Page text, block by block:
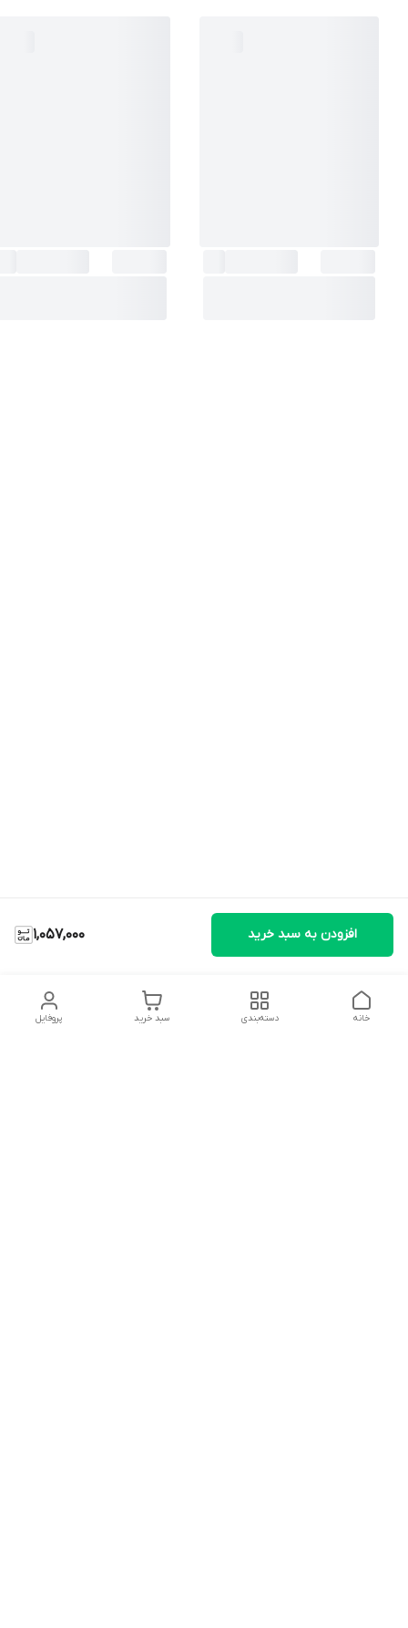
1,057,000 افزودن به سبد خرید
پروفایل سبد خرید دسته‌بندی خانه